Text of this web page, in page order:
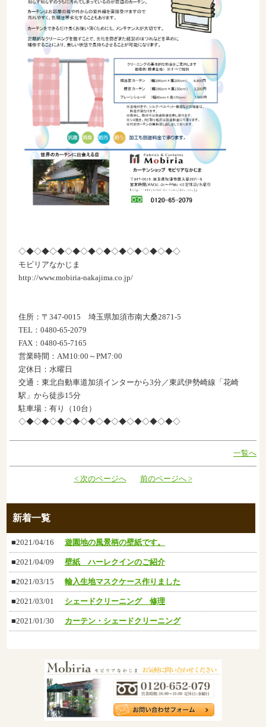
◇◆◇◆◇◆◇◆◇◆◇◆◇◆◇◆◇◆◇◆◇
モビリアなかじま
http://www.mobiria-nakajima.co.jp/
住所：〒347-0015 埼玉県加須市南大桑2871-5
TEL：0480-65-2079
FAX：0480-65-7165
営業時間：AM10:00～PM7:00
定休日：水曜日
交通：東北自動車道加須インターから3分／東武伊勢崎線「花崎
駅」から徒歩15分
駐車場：有り（10台）
◇◆◇◆◇◆◇◆◇◆◇◆◇◆◇◆◇◆◇◆◇
一覧へ
< 次のページへ 前のページへ >
新着一覧
■2021/04/16 遊園地の風景柄の壁紙です。
■2021/04/09 壁紙 ハーレクインのご紹介
■2021/03/15 輸入生地マスクケース作りました
■2021/03/01 シェードクリーニング 修理
■2021/01/30 カーテン・シェードクリーニング